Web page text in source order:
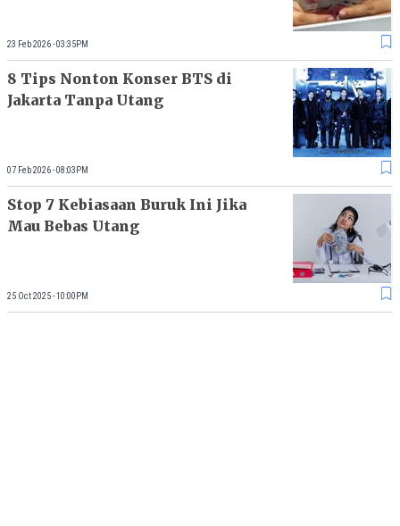
23 Feb 2026 - 03:35PM
8 Tips Nonton Konser BTS di
Jakarta Tanpa Utang
07 Feb 2026 - 08:03PM
Stop 7 Kebiasaan Buruk Ini Jika
Mau Bebas Utang
25 Oct 2025 - 10:00PM